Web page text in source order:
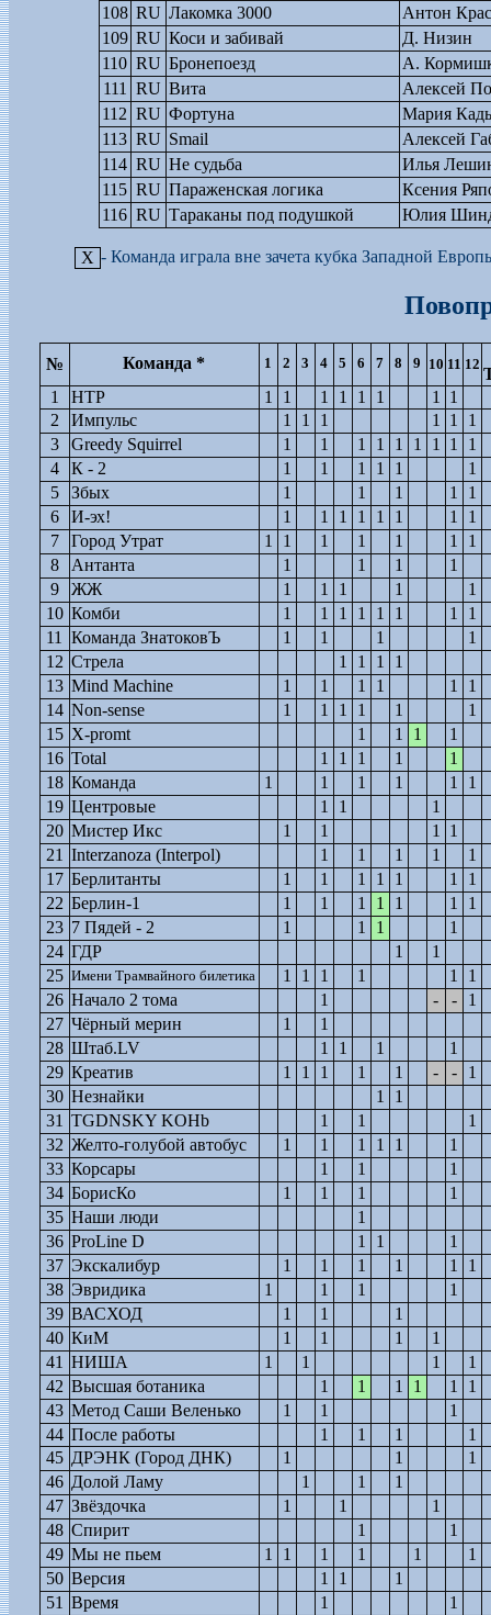
108 RU Лакомка 3000
Антон
109 RU Коси и забивай
Д. Низин
110 RU Бронепоезд
А.
111
RU Вита
Алексей
112 RU Фортуна
Мария
113 RU Smail
Алексей
114 RU Не судьба
Илья
115 RU Параженская логика
Ксения
116 RU Тараканы под подушкой Юлия
X - Команда играла вне зачета кубка Западной
№ Команда * 1 2 3 4 5 6 7 8 9 10 11 12
1
НТР 1 1 1 1 1 1 1
1
2
Импульс 1 1 1 1 1
1
3
Greedy Squirrel 1 1 1 1 1 1 1 1
1
4
К - 2 1 1 1 1 1
1
5
Збых 1 1 1 1
1
6
И-эх! 1 1 1 1 1 1 1
1
7
Город Утрат 1 1 1 1 1 1
1
8
Антанта 1 1 1
1
9
ЖЖ 1 1 1 1
1
10 Комби 1 1 1 1 1 1 1
1
11
Команда ЗнатоковЪ 1 1 1
1
12 Стрела 1 1 1
1
13 Mind Machine 1 1 1 1 1
1
14 Non-sense 1 1 1 1 1
1
15 Х-promt 1 1 1
1
16 Total 1 1 1 1
1
18 Команда 1 1 1 1 1
1
19 Центровые 1 1
1
20 Мистер Икс 1 1 1
1
21 Interzanoza (Interpol) 1 1 1 1
1
17 Берлитанты 1 1 1 1 1 1
1
22 Берлин-1 1 1 1 1 1 1
1
23 7 Пядей - 2 1 1 1
1
24 ГДР 1
1
25 Имени Трамвайного билетика 1 1 1 1 1
1
26 Начало 2 тома 1 - -
1
27 Чёрный мерин 1
1
28 Штаб.LV 1 1 1
1
29 Креатив 1 1 1 1 1 - -
1
30 Незнайки 1
1
31 TGDNSKY KOHb 1 1
1
32 Желто-голубой автобус 1 1 1 1 1
1
33 Корсары 1 1
1
34 БорисКо 1 1 1
1
35 Наши люди
1
36 ProLine D 1 1
1
37 Экскалибур 1 1 1 1 1
1
38 Эвридика 1 1 1
1
39 ВАСХОД 1 1
1
40 КиМ 1 1 1
1
41 НИША 1 1 1
1
42 Высшая ботаника 1 1 1 1 1
1
43 Метод Саши Веленько 1 1
1
44 После работы 1 1 1
1
45 ДРЭНК (Город ДНК) 1 1
1
46 Долой Ламу 1 1
1
47 Звёздочка 1 1
1
48 Спирит 1
1
49 Мы не пьем 1 1 1 1 1
1
50 Версия 1 1
1
51 Время 1
1